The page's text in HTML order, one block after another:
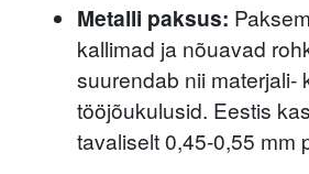
Metalli paksus:
kallimad ja nõuavad
suurendab nii materjali-
tööjõukulusid. Eestis
tavaliselt 0,45-0,55 mm